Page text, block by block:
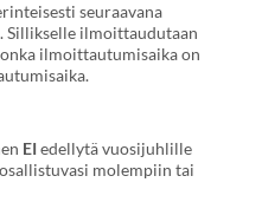
seuraavana
Sillikselle ilmoittaudutaan
ilmoittautumisaika on
EIedellytä vuosijuhlille
molempiin tai